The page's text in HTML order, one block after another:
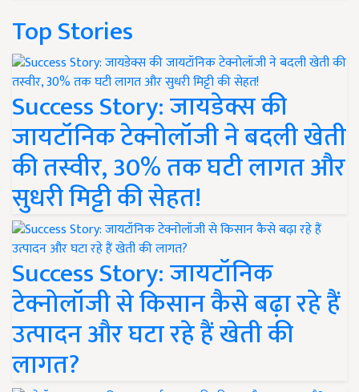
Top Stories
Success Story: जायडेक्स की
जायटॉनिक टेक्नोलॉजी ने बदली खेती
की तस्वीर, 30% तक घटी लागत और
सुधरी मिट्टी की सेहत!
Success Story: जायटॉनिक
टेक्नोलॉजी से किसान कैसे बढ़ा रहे हैं
उत्पादन और घटा रहे हैं खेती की
लागत?